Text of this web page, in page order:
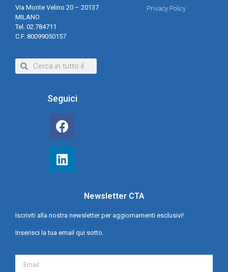
Via Monte Velino 20 – 20137
MILANO
Tel. 02.784711
C.F. 80099050157
Privacy Policy
Seguici
Newsletter CTA
Iscriviti alla nostra newsletter per aggiornamenti esclusivi!
Inserisci la tua email qui sotto.